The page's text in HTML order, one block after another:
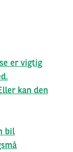
er vigtig
kan den
bil